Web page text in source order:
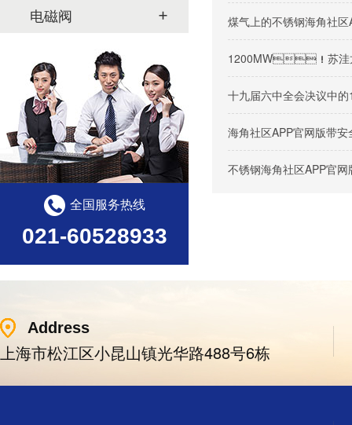
煤气上的不锈钢海角社
1200MW！苏洼龙水
十九届六中全会决议中
海角社区APP官网版带
不锈钢海角社区APP官
电磁阀
全国服务热线
021-60528933
Address
上海市松江区小昆山镇光华路488号6栋